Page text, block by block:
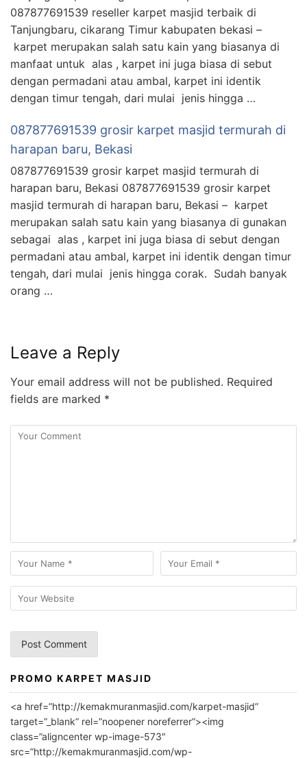
087877691539 reseller karpet masjid terbaik di
Tanjungbaru, cikarang Timur kabupaten bekasi –
karpet merupakan salah satu kain yang biasanya di
manfaat untuk alas , karpet ini juga biasa di sebut
dengan permadani atau ambal, karpet ini identik
dengan timur tengah, dari mulai jenis hingga …
087877691539 grosir karpet masjid termurah di
harapan baru, Bekasi
087877691539 grosir karpet masjid termurah di
harapan baru, Bekasi 087877691539 grosir karpet
masjid termurah di harapan baru, Bekasi – karpet
merupakan salah satu kain yang biasanya di gunakan
sebagai alas , karpet ini juga biasa di sebut dengan
permadani atau ambal, karpet ini identik dengan timur
tengah, dari mulai jenis hingga corak. Sudah banyak
orang …
Leave a Reply
Your email address will not be published. Required
fields are marked *
A
l
r
PROMO KARPET MASJID
<a href=”http://kemakmuranmasjid.com/karpet-masjid”
target=”_blank” rel=”noopener noreferrer”><img
class=”aligncenter wp-image-573″
src=”http://kemakmuranmasjid.com/wp-